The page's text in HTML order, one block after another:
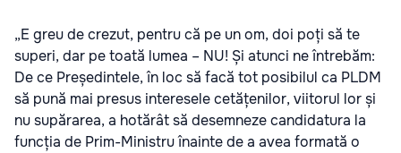
„E greu de crezut, pentru că pe un om, doi poți să te
superi, dar pe toată lumea – NU! Și atunci ne întrebăm:
De ce Președintele, în loc să facă tot posibilul ca PLDM
să pună mai presus interesele cetățenilor, viitorul lor și
nu supărarea, a hotărât să desemneze candidatura la
funcția de Prim-Ministru înainte de a avea formată o